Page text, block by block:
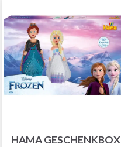
HAMA GESCHENKBOX